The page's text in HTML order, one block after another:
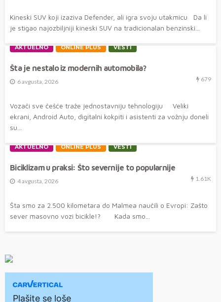
Kineski SUV koji izaziva Defender, ali igra svoju utakmicu Da li
je stigao najozbiljniji kineski SUV na tradicionalan benzinski...
AKTUELNO ONLINE PLUS VESTI
Šta je nestalo iz modernih automobila?
6 avgusta, 2026 679
Vozači sve češće traže jednostavniju tehnologiju Veliki
ekrani, Android Auto, digitalni kokpiti i asistenti za vožnju doneli
su...
AKTUELNO ONLINE PLUS VESTI
Biciklizam u praksi: Što severnije to popularnije
4 avgusta, 2026 1.61K
Šta smo za 2.500 kilometara do Malmea naučili o Evropi: Zašto
sever masovno vozi bicikle!? Kada smo...